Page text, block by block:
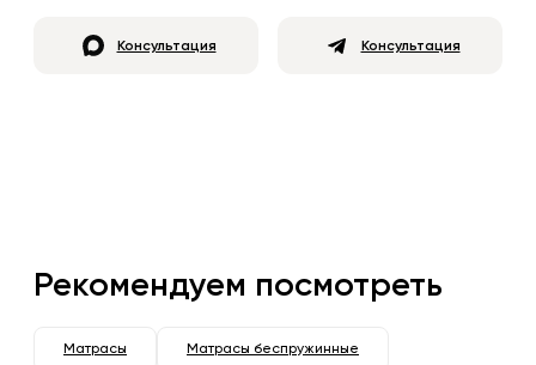
Консультация Консультация
Рекомендуем посмотреть
Матрасы Матрасы беспружинные